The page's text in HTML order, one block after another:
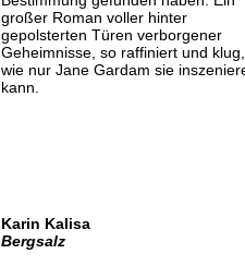
großer Roman voller hinter
gepolsterten Türen verborgener
Geheimnisse, so raffiniert und klug,
wie nur Jane Gardam sie
kann.
Karin Kalisa
Bergsalz